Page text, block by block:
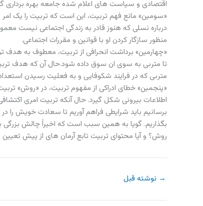
اقتصادی و سیاست های اعلام شده جامعه بهره برداری
«سومین» مانع فهم تربیت، این است که تربیت را یک
درباره نسلی که هنوز قادر به زندگی اجتماعی نیست
منظور سازگار کردن او با قوانین و مقررات اجتماعی.
«چهارمین» برداشت انحرافی از تربیت، معطوف به
تا متربی به سوی ان سوق داده شود.حال آن که هدف
متربی که در فرایند شکوفایی و به فعلیت رسیدن
«پنجمین» خطای ادراکی از مفهوم تربیت، در «روش»
اطلاعات بیرونی شکل گیرد. حال آنکه تربیت امری
برسانیم باید شرایطی فراهم آوریم تا سعادت خویش را در
بگذاریم. گویا به همین سبب است که اخیراً چالش
روش؟ و آیا محتوای تربیت تابع آرمان های از پیش
→ نوشته قبل